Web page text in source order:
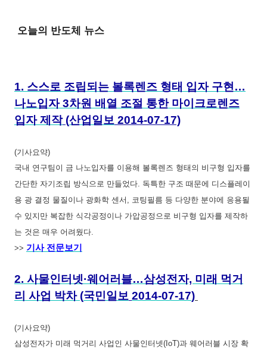
오늘의 반도체 뉴스
1. 스스로 조립되는 볼록렌즈 형태 입자 구현…
나노입자 3차원 배열 조절 통한 마이크로렌즈
입자 제작 (산업일보 2014-07-17)
(기사요약)
국내 연구팀이 금 나노입자를 이용해 볼록렌즈 형태의 비구형 입자를
간단한 자기조립 방식으로 만들었다. 독특한 구조 때문에 디스플레이
용 광 결정 물질이나 광화학 센서, 코팅필름 등 다양한 분야에 응용될
수 있지만 복잡한 식각공정이나 가압공정으로 비구형 입자를 제작하
는 것은 매우 어려웠다.
>> 기사 전문보기
2. 사물인터넷·웨어러블…삼성전자, 미래 먹거
리 사업 박차 (국민일보 2014-07-17)
(기사요약)
삼성전자가 미래 먹거리 사업인 사물인터넷(IoT)과 웨어러블 시장 확